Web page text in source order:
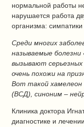
нормальной работы
нарушается работа
организма:
Среди многих
называемые болезни
вызывают серьезных
очень похожи на
Вот такой хамелеон
(ВСД), синоним –
Клиника доктора
диагностике и